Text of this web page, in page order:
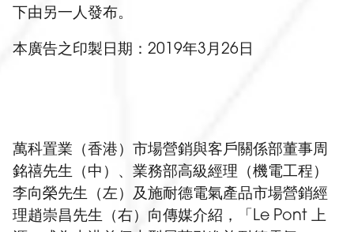
下由另一人發布。
本廣告之印製日期：2019年3月26日
萬科置業（香港）市場營銷與客戶關係部董事周
銘禧先生（中）、業務部高級經理（機電工程）
李向榮先生（左）及施耐德電氣產品市場營銷經
理趙崇昌先生（右）向傳媒介紹，「Le Pont 上